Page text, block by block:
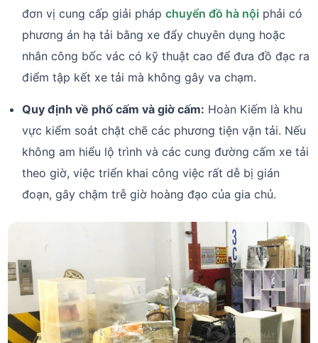
đơn vị cung cấp giải phápchuyển đồ hà nội phải có
phương án hạ tải bằng xe đẩy chuyên dụng hoặc
nhân công bốc vác có kỹ thuật cao để đưa đồ đạc ra
điểm tập kết xe tải mà không gây va chạm.
Quy định về phố cấm và giờ cấm: Hoàn Kiếm là khu
vực kiểm soát chặt chẽ các phương tiện vận tải. Nếu
không am hiểu lộ trình và các cung đường cấm xe tải
theo giờ, việc triển khai công việc rất dễ bị gián
đoạn, gây chậm trễ giờ hoàng đạo của gia chủ.